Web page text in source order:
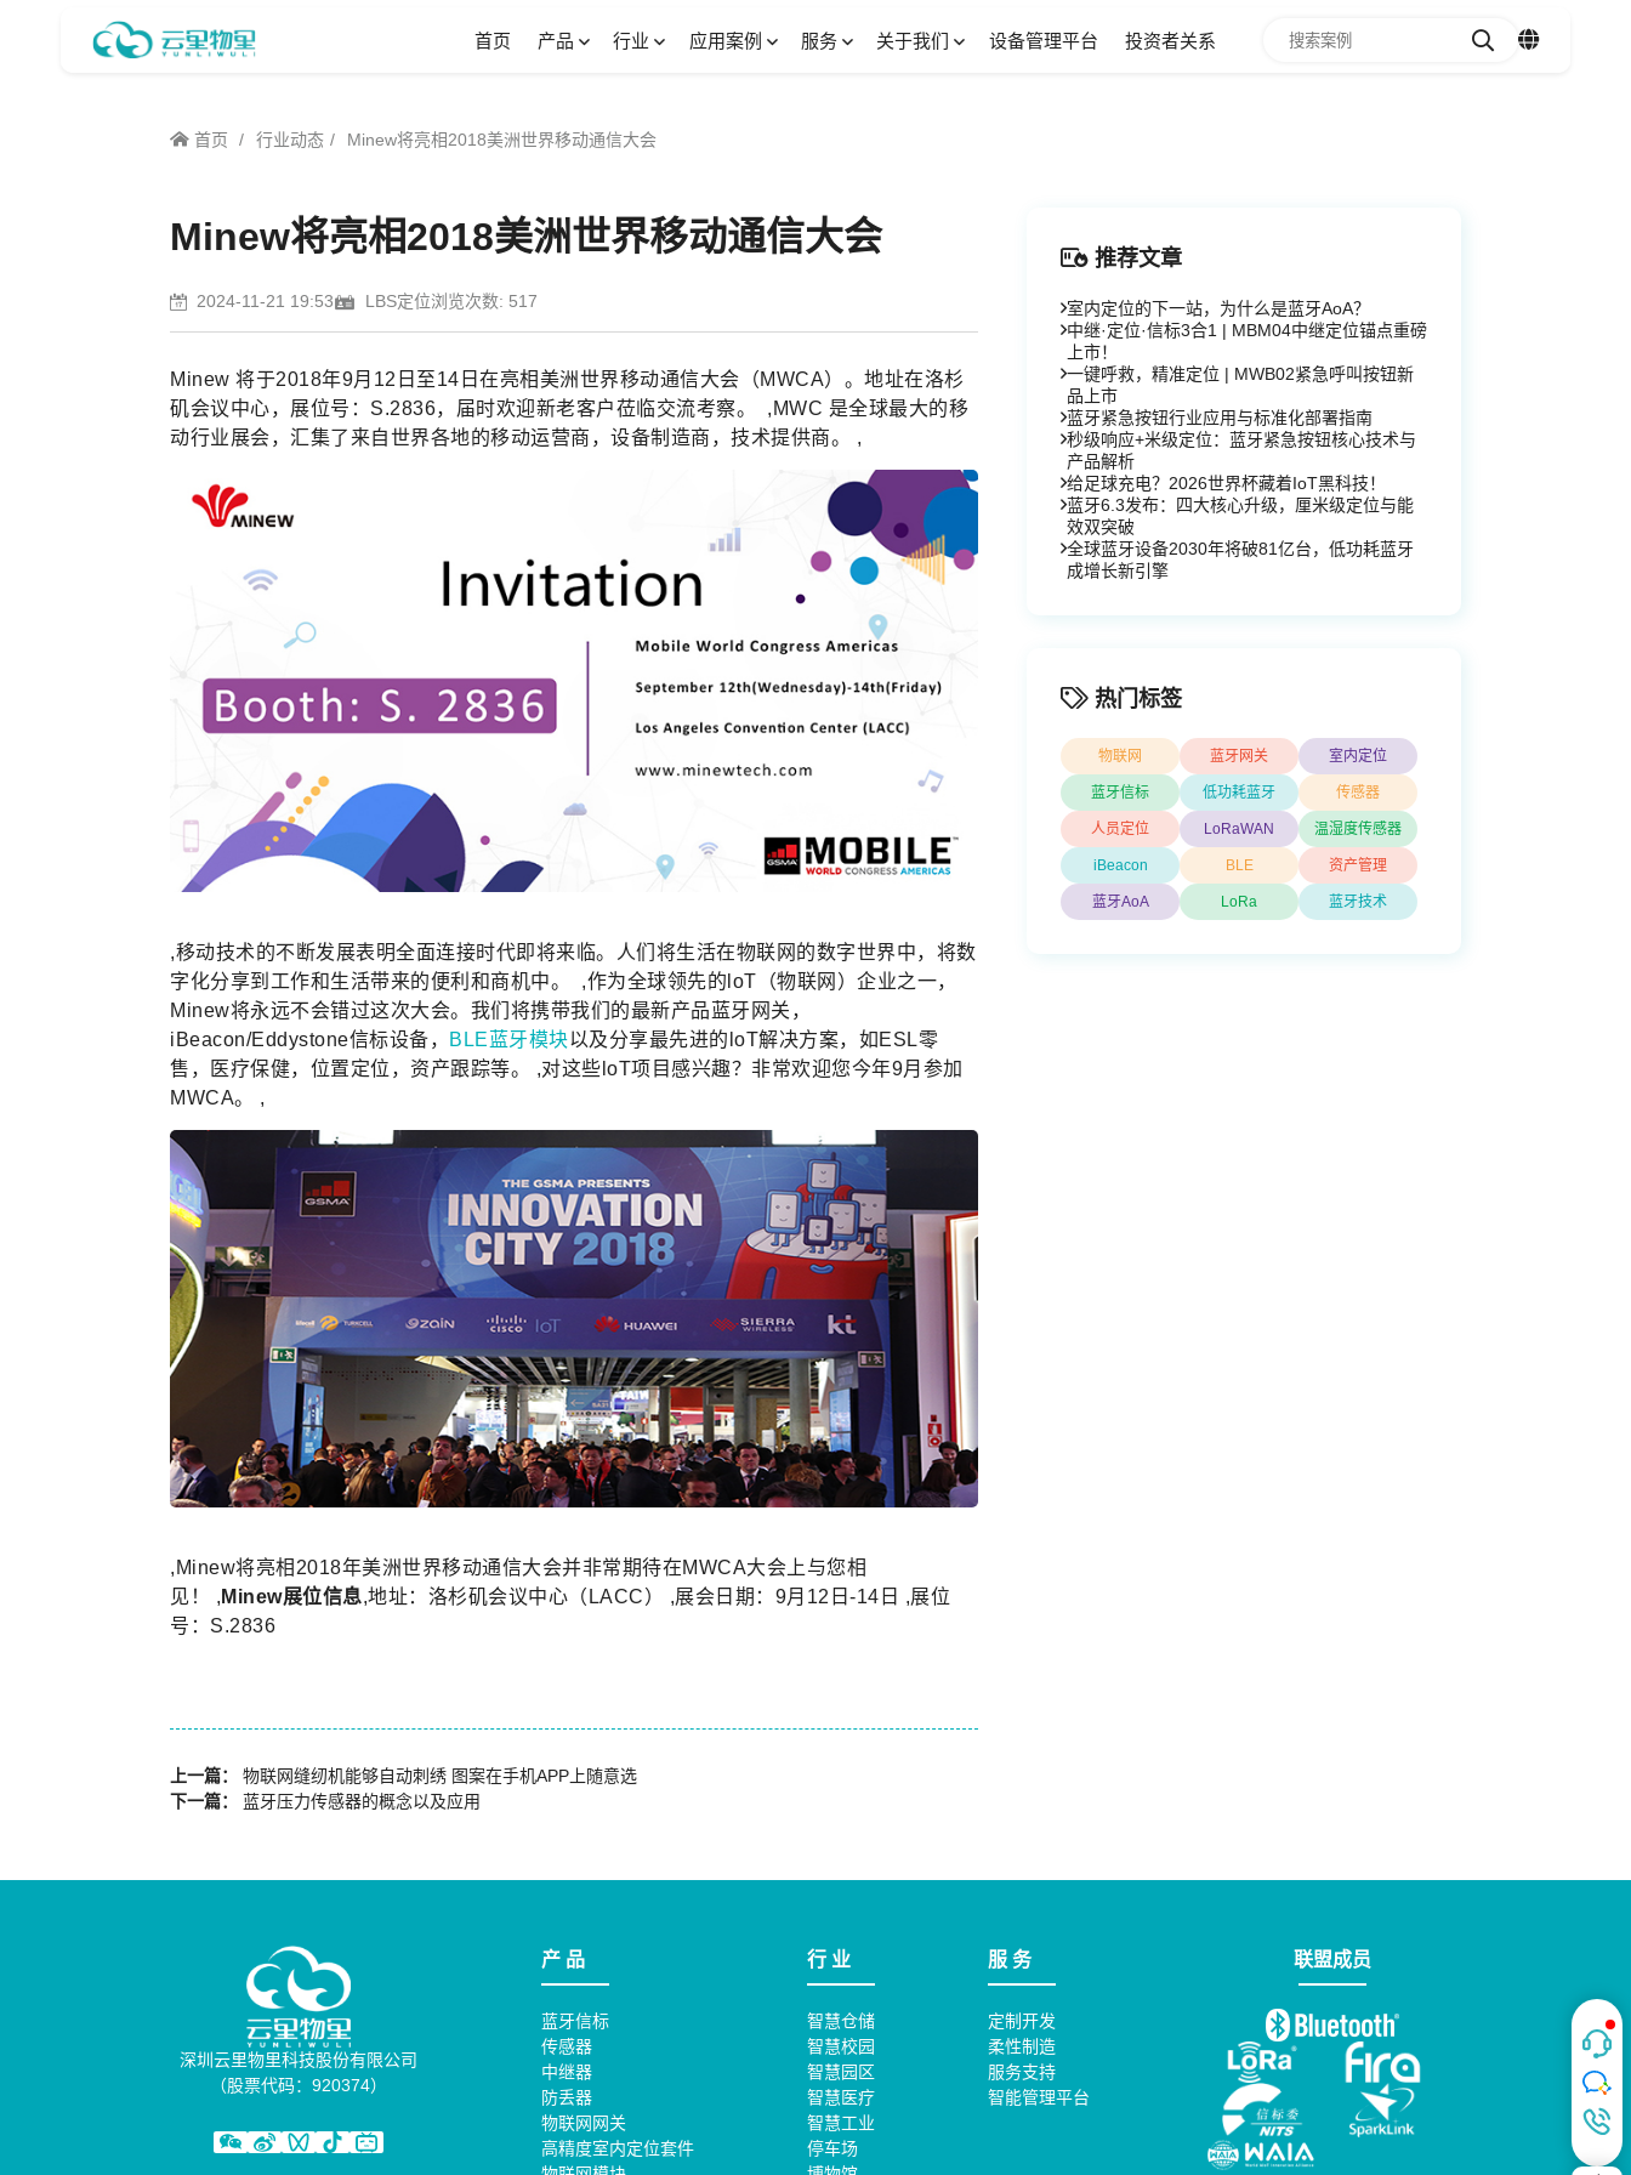
首页 产品 行业 应用案例 服务 关于我们 设备管理平台 投资者关系
首页 行业动态 Minew将亮相2018美洲世界移动通信大会
Minew将亮相2018美洲世界移动通信大会
2024-11-21 19:53 LBS定位浏览次数: 517
Minew 将于2018年9月12日至14日在亮相美洲世界移动通信大会（MWCA）。地址在洛杉
矶会议中心，展位号：S.2836，届时欢迎新老客户莅临交流考察。 ,MWC 是全球最大的移
动行业展会，汇集了来自世界各地的移动运营商，设备制造商，技术提供商。 ,
,移动技术的不断发展表明全面连接时代即将来临。人们将生活在物联网的数字世界中，将数
字化分享到工作和生活带来的便利和商机中。 ,作为全球领先的loT（物联网）企业之一，
Minew将永远不会错过这次大会。我们将携带我们的最新产品蓝牙网关，
iBeacon/Eddystone信标设备，
BLE蓝牙模块以及分享最先进的loT解决方案，如ESL零
售，医疗保健，位置定位，资产跟踪等。 ,对这些loT项目感兴趣？非常欢迎您今年9月参加
MWCA。 ,
,Minew将亮相2018年美洲世界移动通信大会并非常期待在MWCA大会上与您相
见！ , Minew展位信息,地址：洛杉矶会议中心（LACC） ,展会日期：9月12日-14日 ,展位
号：S.2836
上一篇：
物联网缝纫机能够自动刺绣 图案在手机APP上随意选
下一篇：
蓝牙压力传感器的概念以及应用
推荐文章
室内定位的下一站，为什么是蓝牙AoA？
中继·定位·信标3合1 | MBM04中继定位锚点重磅
上市！
一键呼救，精准定位 | MWB02紧急呼叫按钮新
品上市
蓝牙紧急按钮行业应用与标准化部署指南
秒级响应+米级定位：蓝牙紧急按钮核心技术与
产品解析
给足球充电？2026世界杯藏着IoT黑科技！
蓝牙6.3发布：四大核心升级，厘米级定位与能
效双突破
全球蓝牙设备2030年将破81亿台，低功耗蓝牙
成增长新引擎
热门标签
物联网 蓝牙网关 室内定位
蓝牙信标 低功耗蓝牙 传感器
人员定位 LoRaWAN 温湿度传感器
iBeacon BLE 资产管理
蓝牙AoA LoRa 蓝牙技术
深圳云里物里科技股份有限公司
（股票代码：920374）
产 品
蓝牙信标
传感器
中继器
防丢器
物联网网关
高精度室内定位套件
行 业
智慧仓储
智慧校园
智慧园区
智慧医疗
智慧工业
停车场
服 务
定制开发
柔性制造
服务支持
智能管理平台
联盟成员